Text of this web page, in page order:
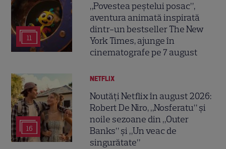
11
„Povestea peștelui posac”,
aventura animată inspirată
dintr-un bestseller The New
York Times, ajunge în
cinematografe pe 7 august
16
NETFLIX
Noutăți Netflix în august 2026:
Robert De Niro, „Nosferatu” și
noile sezoane din „Outer
Banks” și „Un veac de
singurătate”